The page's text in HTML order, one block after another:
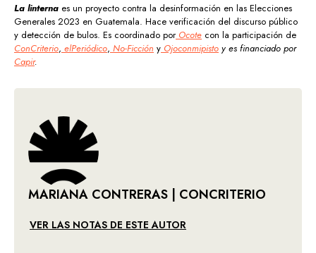
La linterna es un proyecto contra la desinformación en las Elecciones
Generales 2023 en Guatemala. Hace verificación del discurso público
y detección de bulos. Es coordinado por Ocote con la participación de
ConCriterio, elPeriódico, No-Ficción y Ojoconmipisto y es financiado por
Capir.
MARIANA CONTRERAS | CONCRITERIO
VER LAS NOTAS DE ESTE AUTOR